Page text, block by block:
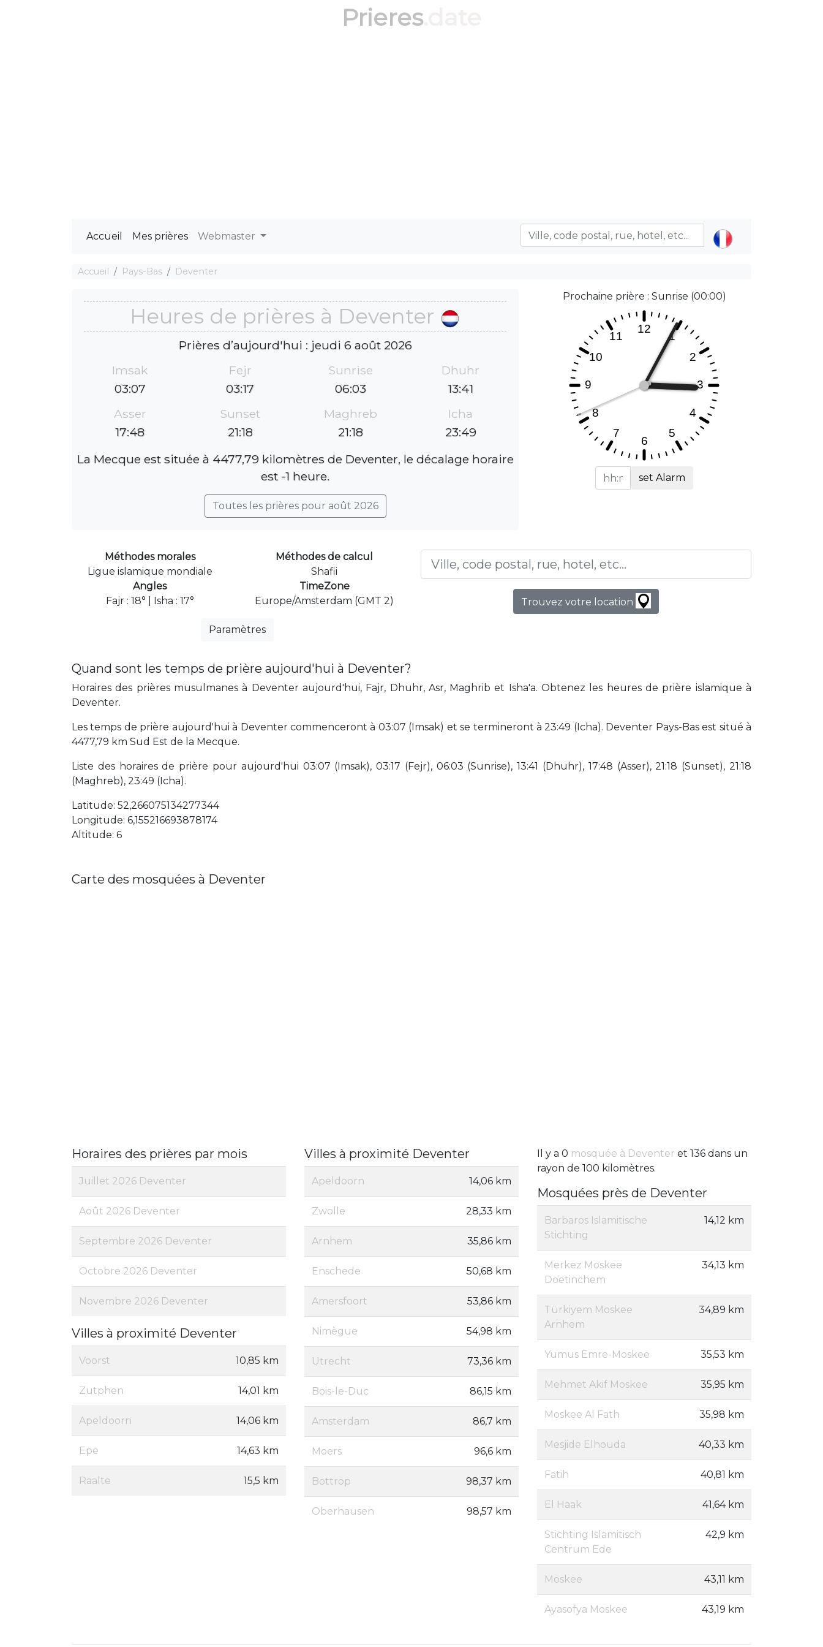
Prieres
Accueil Mes prières Webmaster
Accueil Pays-Bas Deventer
Heures de prières à Deventer
Prières d’aujourd'hui : jeudi 6 août 2026
Imsak
03:07
Fejr
03:17
Sunrise
06:03
Dhuhr
13:41
Asser
17:48
Sunset
21:18
Maghreb
21:18
Icha
23:49
La Mecque est située à 4477,79 kilomètres de Deventer, le décalage horaire
est -1 heure.
Toutes les prières pour août 2026
Prochaine prière : Sunrise (00:00)
set Alarm
Méthodes morales
Ligue islamique mondiale
Méthodes de calcul
Shafii
Angles
Fajr : 18° | Isha : 17°
TimeZone
Europe/Amsterdam (GMT 2)
Paramètres
Trouvez votre location
Quand sont les temps de prière aujourd'hui à Deventer?
Horaires des prières musulmanes à Deventer aujourd'hui, Fajr, Dhuhr, Asr, Maghrib et Isha'a. Obtenez les heures de prière islamique à
Deventer.
Les temps de prière aujourd'hui à Deventer commenceront à 03:07 (Imsak) et se termineront à 23:49 (Icha). Deventer Pays-Bas est situé à
4477,79 km Sud Est de la Mecque.
Liste des horaires de prière pour aujourd'hui 03:07 (Imsak), 03:17 (Fejr), 06:03 (Sunrise), 13:41 (Dhuhr), 17:48 (Asser), 21:18 (Sunset), 21:18
(Maghreb), 23:49 (Icha).
Latitude: 52,266075134277344
Longitude: 6,155216693878174
Altitude: 6
Carte des mosquées à Deventer
Horaires des prières par mois
Juillet 2026 Deventer
Août 2026 Deventer
Septembre 2026 Deventer
Octobre 2026 Deventer
Novembre 2026 Deventer
Villes à proximité Deventer
Voorst 10,85 km
Zutphen 14,01 km
Apeldoorn 14,06 km
Epe 14,63 km
Raalte 15,5 km
Villes à proximité Deventer
Apeldoorn 14,06 km
Zwolle 28,33 km
Arnhem 35,86 km
Enschede 50,68 km
Amersfoort 53,86 km
Nimègue 54,98 km
Utrecht 73,36 km
Bois-le-Duc 86,15 km
Amsterdam 86,7 km
Moers 96,6 km
Bottrop 98,37 km
Oberhausen 98,57 km
Il y a 0 mosquée à Deventer et 136 dans un
rayon de 100 kilomètres.
Mosquées près de Deventer
Barbaros Islamitische
Stichting
14,12 km
Merkez Moskee
Doetinchem
34,13 km
Türkiyem Moskee
Arnhem
34,89 km
Yumus Emre-Moskee 35,53 km
Mehmet Akif Moskee 35,95 km
Moskee Al Fath 35,98 km
Mesjide Elhouda 40,33 km
Fatih 40,81 km
El Haak 41,64 km
Stichting Islamitisch
Centrum Ede
42,9 km
Moskee 43,11 km
Ayasofya Moskee 43,19 km